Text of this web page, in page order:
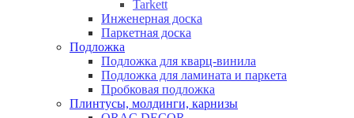
Tarkett
Инженерная доска
Паркетная доска
Подложка
Подложка для кварц-винила
Подложка для ламината и паркета
Пробковая подложка
Плинтусы, молдинги, карнизы